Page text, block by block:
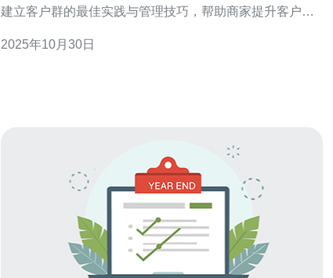
建立客户群的最佳实践与管理技巧，帮助商家提升客户的
虾皮台湾站作为客户群建立平台？ 虾皮（Shopee）作为
2025年10月30日